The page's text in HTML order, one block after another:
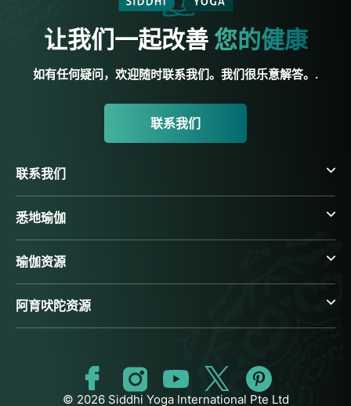
让我们一起改善 您的健康
如有任何疑问，欢迎随时联系我们。我们很乐意解答。.
联系我们
联系我们
悉地瑜伽
瑜伽资源
阿育吠陀资源
© 2026 Siddhi Yoga International Pte Ltd